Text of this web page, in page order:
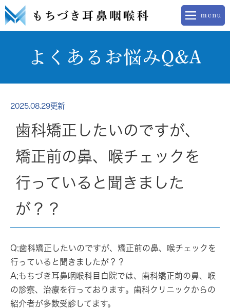
よくあるお悩みQ&A
2025.08.29更新
歯科矯正したいのですが、
矯正前の鼻、喉チェックを
行っていると聞きました
が？？
Q;歯科矯正したいのですが、矯正前の鼻、喉チェックを
行っていると聞きましたが？？
A;もちづき耳鼻咽喉科目白院では、 歯科矯正前の鼻、喉
の診察、治療を行っております。歯科クリニックからの
紹介者が多数受診してます。